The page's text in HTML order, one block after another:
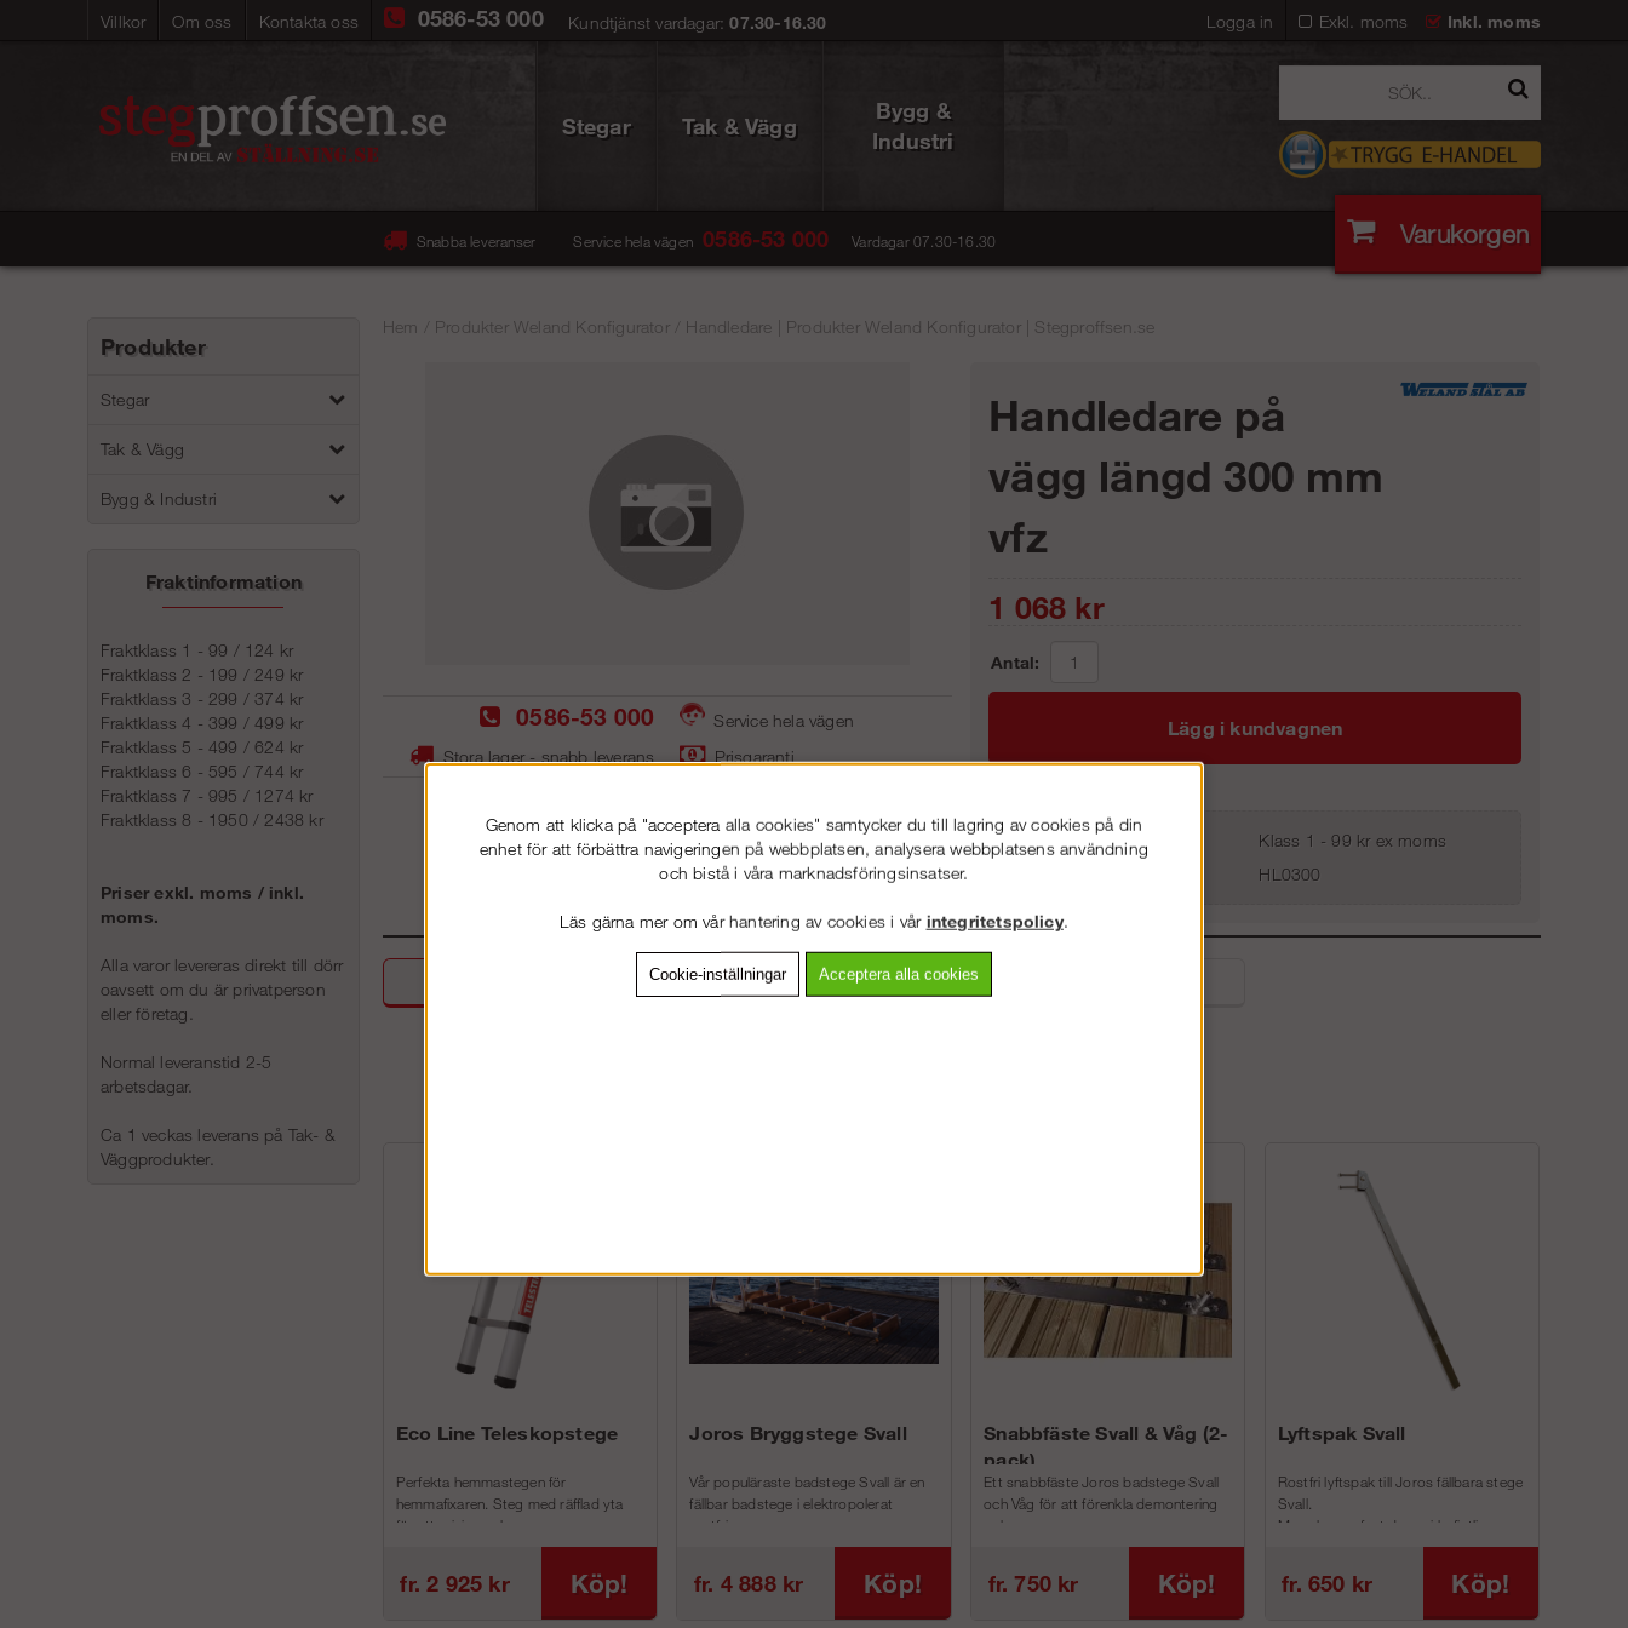
Villkor Om oss Kontakta oss Exkl. moms Inkl. moms
0586-53 000 Kundtjänst vardagar:07.30-16.30 Logga in
Stegar Tak & Vägg
Bygg &
Industri
Snabba leveranser Service hela vägen 0586-53 000 Vardagar 07.30-16.30 Varukorgen
Produkter
Stegar
Tak & Vägg
Bygg & Industri
Fraktinformation
Fraktklass 1 - 99 / 124 kr
Fraktklass 2 - 199 / 249 kr
Fraktklass 3 - 299 / 374 kr
Fraktklass 4 - 399 / 499 kr
Fraktklass 5 - 499 / 624 kr
Fraktklass 6 - 595 / 744 kr
Fraktklass 7 - 995 / 1274 kr
Fraktklass 8 - 1950 / 2438 kr
Priser exkl. moms / inkl.
moms.
Alla varor levereras direkt till dörr
oavsett om du är privatperson
eller företag.
Normal leveranstid 2-5
arbetsdagar.
Ca 1 veckas leverans på Tak- &
Väggprodukter.
Hem Produkter Weland Konfigurator/ Handledare | Produkter Weland Konfigurator | Stegproffsen.se
0586-53 000
Service hela vägen
Stora lager - snabb leverans
Prisgaranti
Handledare på
vägg längd 300 mm
vfz
1 068 kr
Antal:
Lägg i kundvagnen
Frakt:
Klass 1 - 99 kr ex moms
HL0300
Detaljerad info
Eco Line Teleskopstege
Perfekta hemmastegen för
hemmafixaren. Steg med räfflad yta
för att minimera h...
fr. 2 925 kr Köp!
Joros Bryggstege Svall
Vår populäraste badstege Svall är en
fällbar badstege i elektropolerat
rostfri...
fr. 4 888 kr Köp!
Snabbfäste Svall & Våg (2-
pack)
Ett snabbfäste Joros badstege Svall
och Våg för att förenkla demontering
och m...
fr. 750 kr Köp!
Lyftspak Svall
Rostfri lyftspak till Joros fällbara stege
Svall.
Man skruvar fast denna i befintliga
fr. 650 kr Köp!
Genom att klicka på "acceptera alla cookies" samtycker du till lagring av cookies på din
enhet för att förbättra navigeringen på webbplatsen, analysera webbplatsens användning
och bistå i våra marknadsföringsinsatser.
Läs gärna mer om vår hantering av cookies i vår integritetspolicy.
Cookie-inställningar Acceptera alla cookies
VÄLKOMMEN TILLSTEGPROFFSEN.SE
VÄNLIGEN VÄLJ PRIVAT ELLER FÖRETAG NEDAN.